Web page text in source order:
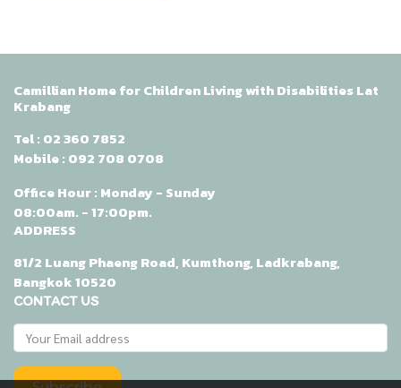
Camillian Home for Children Living with Disabilities Lat
Krabang
Tel : 02 360 7852
Mobile : 092 708 0708
Office Hour : Monday - Sunday
08:00am. - 17:00pm.
ADDRESS
81/2 Luang Phaeng Road, Kumthong, Ladkrabang,
Bangkok 10520
CONTACT US